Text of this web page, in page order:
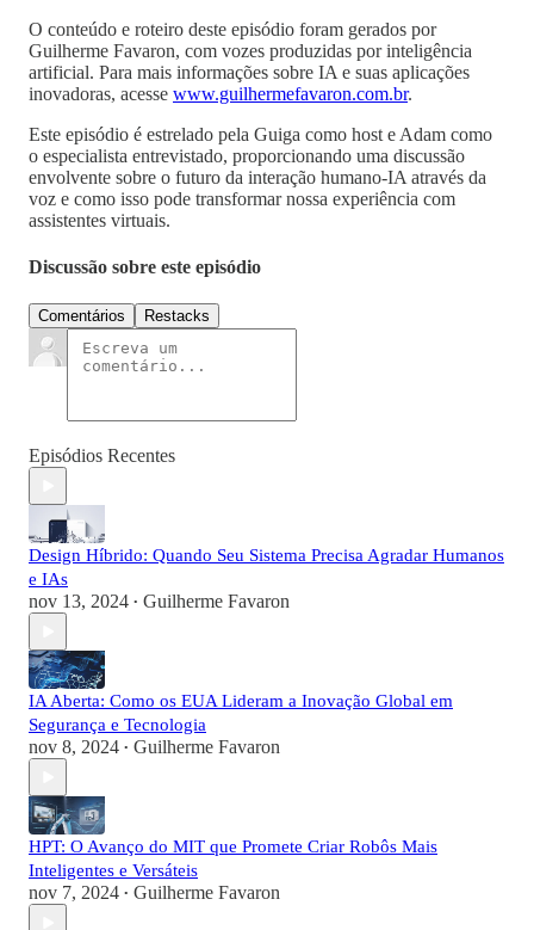
O conteúdo e roteiro deste episódio foram gerados por
Guilherme Favaron, com vozes produzidas por inteligência
artificial. Para mais informações sobre IA e suas aplicações
inovadoras, acesse www.guilhermefavaron.com.br.
Este episódio é estrelado pela Guiga como host e Adam como
o especialista entrevistado, proporcionando uma discussão
envolvente sobre o futuro da interação humano-IA através da
voz e como isso pode transformar nossa experiência com
assistentes virtuais.
Discussão sobre este episódio
Comentários Restacks
Episódios Recentes
Design Híbrido: Quando Seu Sistema Precisa Agradar Humanos
e IAs
nov 13, 2024 • Guilherme Favaron
IA Aberta: Como os EUA Lideram a Inovação Global em
Segurança e Tecnologia
nov 8, 2024 • Guilherme Favaron
HPT: O Avanço do MIT que Promete Criar Robôs Mais
Inteligentes e Versáteis
nov 7, 2024 • Guilherme Favaron